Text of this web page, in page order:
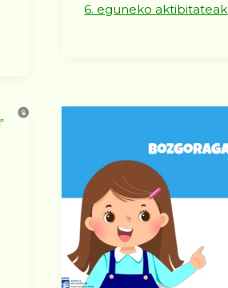
6. eguneko aktibitateak